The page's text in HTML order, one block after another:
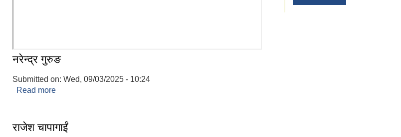
नरेन्द्र गुरुङ
Submitted on: Wed, 09/03/2025 - 10:24
Read more
राजेश चापागाईं